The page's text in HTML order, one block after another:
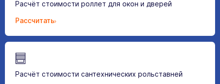
Расчёт стоимости роллет для окон и дверей
Рассчитать
Расчёт стоимости сантехнических рольставней